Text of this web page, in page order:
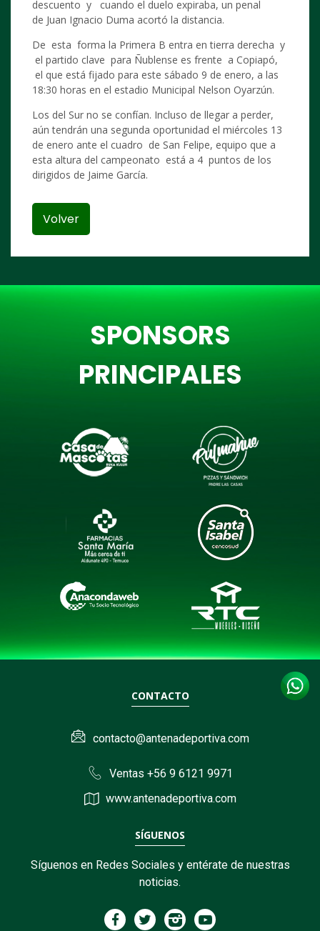
descuento y cuando el duelo expiraba, un penal
de Juan Ignacio Duma acortó la distancia.
De esta forma la Primera B entra en tierra derecha y
el partido clave para Ñublense es frente a Copiapó,
el que está fijado para este sábado 9 de enero, a las
18:30 horas en el estadio Municipal Nelson Oyarzún.
Los del Sur no se confían. Incluso de llegar a perder,
aún tendrán una segunda oportunidad el miércoles 13
de enero ante el cuadro de San Felipe, equipo que a
esta altura del campeonato está a 4 puntos de los
dirigidos de Jaime García.
Volver
SPONSORS
PRINCIPALES
CONTACTO
contacto@antenadeportiva.com
Ventas +56 9 6121 9971
www.antenadeportiva.com
SÍGUENOS
Síguenos en Redes Sociales y entérate de nuestras
noticias.